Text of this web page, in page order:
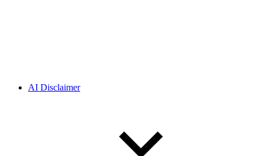
AI Disclaimer